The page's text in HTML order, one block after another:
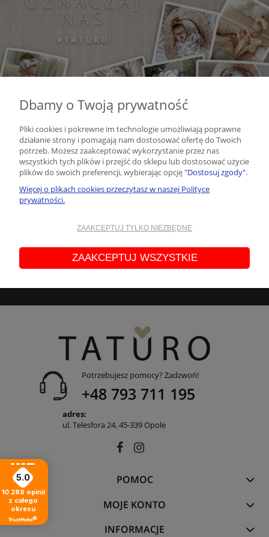
NEWSLETTER
Podaj swój adres e-mail, jeżeli chcesz otrzymywać informacje o
Administratorem Państwa danych osobowych jest Daniela Jemioł
prowadząca działalność gospodarczą pod firmą TATURO.PL Daniela
Jemioł, ul. Wiązowa 1, 45-920 Opole. Państwa dane przetwarzane są
Potrzebujesz pomocy? Zadzwoń!
+48 793 711 195
adres:
ul. Telesfora 24, 45-339 Opole
POMOC
MOJE KONTO
INFORMACJE
5.0
10 288 opinii
z całego
okresu
Dbamy o Twoją prywatność
Pliki cookies i pokrewne im technologie umożliwiają poprawne
działanie strony i pomagają nam dostosować ofertę do Twoich
potrzeb. Możesz zaakceptować wykorzystanie przez nas
wszystkich tych plików i przejść do sklepu lub dostosować użycie
plików do swoich preferencji, wybierając opcję"Dostosuj zgody".
Więcej o plikach cookies przeczytasz w naszej Polityce
prywatności.
ZAAKCEPTUJ TYLKO NIEZBĘDNE
ZAAKCEPTUJ WSZYSTKIE